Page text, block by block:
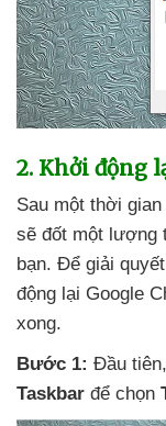
2. Khởi động
Sau một thời gian
sẽ đốt một lượng
bạn. Để giải
động lại Google
xong.
Bước 1: Đầu tiên,
Taskbar để chọn